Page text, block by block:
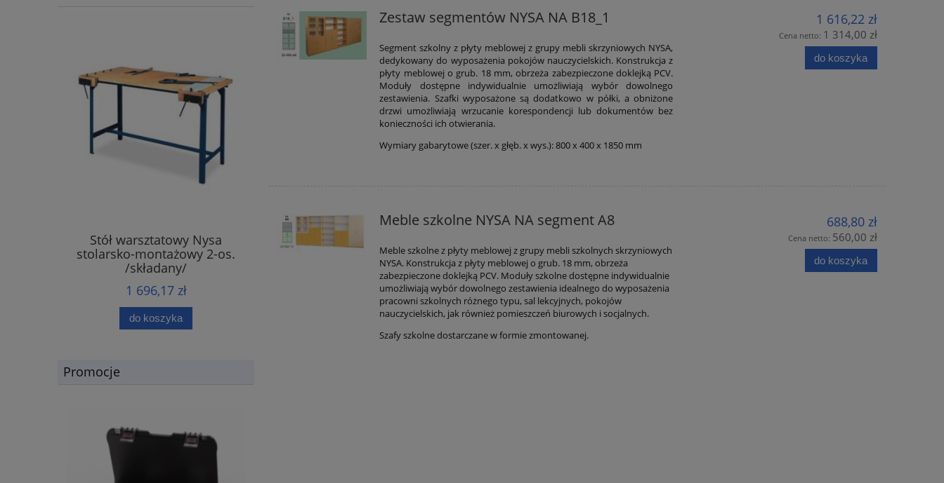
Stół warsztatowy Nysa
stolarsko-montażowy 2-os.
/składany/
1 696,17 zł
do koszyka
Promocje
Zestaw segmentów NYSA NA B18_1
Segment szkolny z płyty meblowej z grupy mebli skrzyniowych NYSA,
dedykowany do wyposażenia pokojów nauczycielskich. Konstrukcja z
płyty meblowej o grub. 18 mm, obrzeża zabezpieczone doklejką PCV.
Moduły dostępne indywidualnie umożliwiają wybór dowolnego
zestawienia. Szafki wyposażone są dodatkowo w półki, a obniżone
drzwi umożliwiają wrzucanie korespondencji lub dokumentów bez
konieczności ich otwierania.
Wymiary gabarytowe (szer. x głęb. x wys.): 800 x 400 x 1850 mm
1 616,22 zł
Cena netto: 1 314,00 zł
do koszyka
Meble szkolne NYSA NA segment A8
Meble szkolne z płyty meblowej z grupy mebli szkolnych skrzyniowych
NYSA. Konstrukcja z płyty meblowej o grub. 18 mm, obrzeża
zabezpieczone doklejką PCV. Moduły szkolne dostępne indywidualnie
umożliwiają wybór dowolnego zestawienia idealnego do wyposażenia
pracowni szkolnych różnego typu, sal lekcyjnych, pokojów
nauczycielskich, jak również pomieszczeń biurowych i socjalnych.
Szafy szkolne dostarczane w formie zmontowanej.
688,80 zł
Cena netto: 560,00 zł
do koszyka